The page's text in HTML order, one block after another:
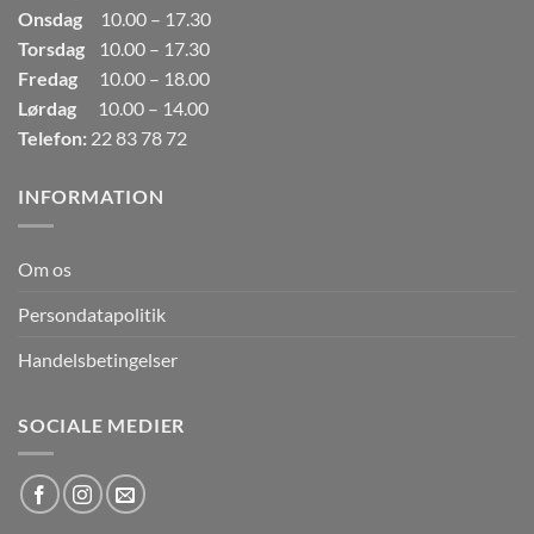
Onsdag
10.00 – 17.30
Torsdag
10.00 – 17.30
Fredag
10.00 – 18.00
Lørdag
10.00 – 14.00
Telefon: 22 83 78 72
INFORMATION
Om os
Persondatapolitik
Handelsbetingelser
SOCIALE MEDIER